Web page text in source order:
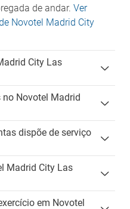
de andar. Ver
Novotel Madrid City
City Las
Novotel Madrid
dispõe de serviço
Madrid City Las
em Novotel